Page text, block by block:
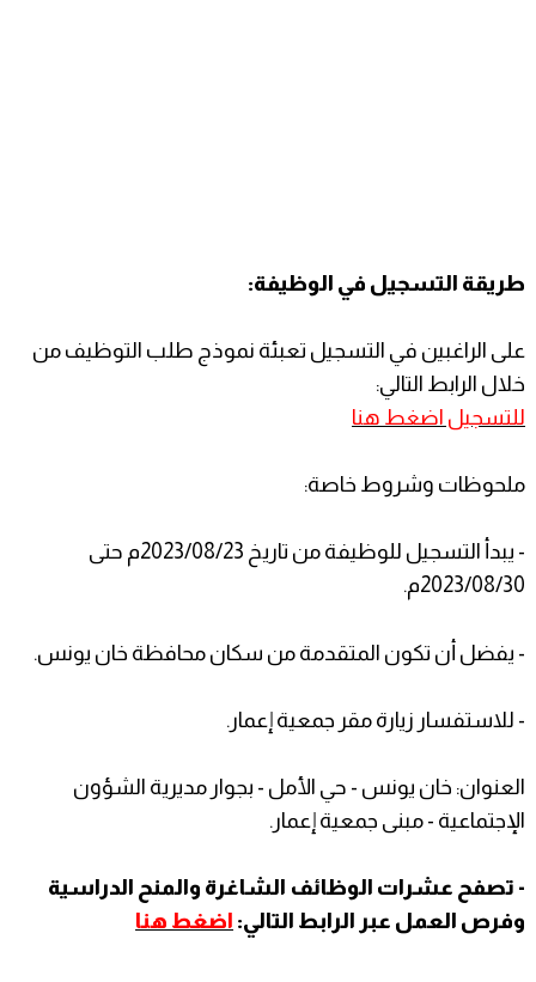
طريقة التسجيل في الوظيفة:
على الراغبين في التسجيل تعبئة نموذج طلب التوظيف من
خلال الرابط التالي:
للتسجيل اضغط هنا
ملحوظات وشروط خاصة:
- يبدأ التسجيل للوظيفة من تاريخ 2023/08/23م حتى
2023/08/30م.
- يفضل أن تكون المتقدمة من سكان محافظة خان يونس.
- للاستفسار زيارة مقر جمعية إعمار.
العنوان: خان يونس - حي الأمل - بجوار مديرية الشؤون
الإجتماعية - مبنى جمعية إعمار.
- تصفح عشرات الوظائف الشاغرة والمنح الدراسية
وفرص العمل عبر الرابط التالي: اضغط هنا